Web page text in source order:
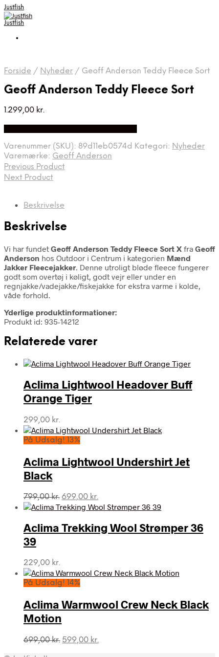
Justfish
Justfish
Forside / Nyheder / Geoff Anderson Teddy Fleece Sort
Geoff Anderson Teddy Fleece Sort
1.299,00 kr.
Varenummer (SKU): 89d11eb0574d Kategori: Nyheder
Varemærke: Geoff Anderson
Previous Product
Next Product
Beskrivelse
Beskrivelse
Vi har fundet Geoff Anderson Teddy Fleece Sort X fra Geoff
Anderson hos Outdoor i Centrum i kategorien Mænd
Jakker Fleecejakker. Denne utroligt bløde fleece fungerer
godt som overtøj i køligt, godt vejr eller under en
regnjakke/vadejakke/fiskejakke for ekstra varme i kolde,
våde forhold.
Yderlige produktinformationer:
Produkt id: 935-14212
Relaterede varer
Aclima Lightwool Headover Buff
Orange Tiger
299,00 kr.
På Udsalg! 13%
Aclima Lightwool Undershirt Jet
Black
799,00kr. Den
oprindelige
var:
799,00 kr..
699,00 kr.
aktuelle
er:
699,00 kr..
Aclima Trekking Wool Strømper 36
39
229,00 kr.
På Udsalg! 14%
Aclima Warmwool Crew Neck Black
Motion
699,00kr. Den
599,00 kr.